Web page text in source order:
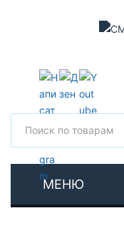
МЕНЮ